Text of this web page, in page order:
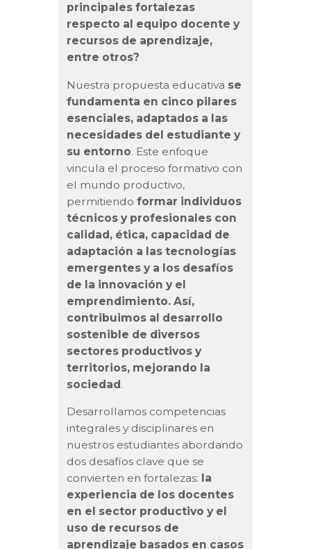
principales fortalezas
respecto al equipo docente y
recursos de aprendizaje,
entre otros?
Nuestra propuesta educativa se
fundamenta en cinco pilares
esenciales, adaptados a las
necesidades del estudiante y
su entorno. Este enfoque
vincula el proceso formativo con
el mundo productivo,
permitiendoformar individuos
técnicos y profesionales con
calidad, ética, capacidad de
adaptación a las tecnologías
emergentes y a los desafíos
de la innovación y el
emprendimiento. Así,
contribuimos al desarrollo
sostenible de diversos
sectores productivos y
territorios, mejorando la
sociedad.
Desarrollamos competencias
integrales y disciplinares en
nuestros estudiantes abordando
dos desafíos clave que se
convierten en fortalezas: la
experiencia de los docentes
en el sector productivo y el
uso de recursos de
aprendizaje basados en casos